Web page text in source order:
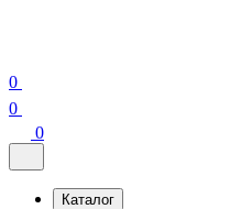
0
0
0
Каталог